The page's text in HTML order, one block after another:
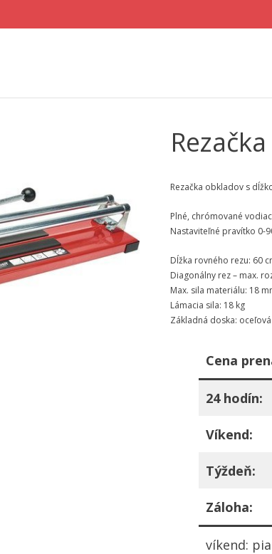
Rezačka obkladov s
Plné, chrómované
Nastaviteľné pravítko 0-
Dĺžka rovného rezu: 60
Diagonálny rez – max.
Max. sila materiálu: 18
Lámacia sila: 18 kg
Základná doska: oceľová
Cena
24 hodín:
Víkend:
Týždeň:
Záloha:
víkend: